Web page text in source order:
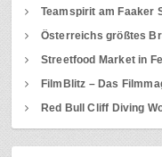
Teamspirit am Faaker
Österreichs größtes
Streetfood Market in
FilmBlitz – Das
Red Bull Cliff Diving